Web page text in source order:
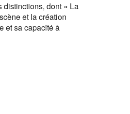
distinctions, dont « La
et la création
et sa capacité à